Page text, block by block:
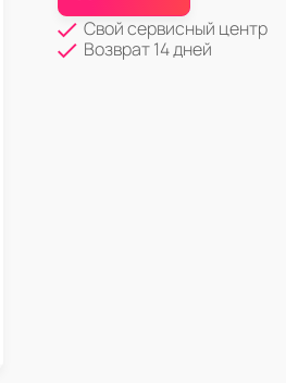
Свой сервисный центр
Возврат 14 дней